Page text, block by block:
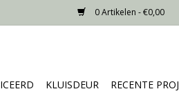
0 Artikelen - €0,00
KLUISDEUR RECENTE